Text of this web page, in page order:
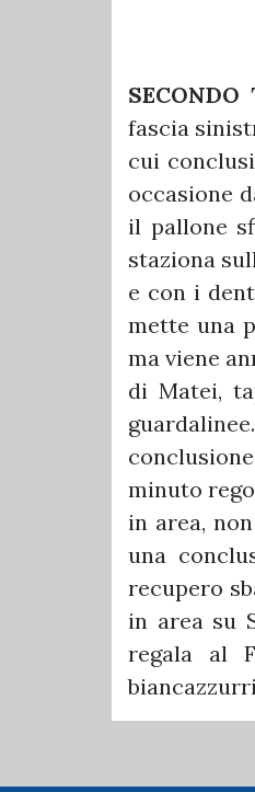
SECONDO
fascia
cui
occasione
il pallone
staziona
e con i
mette una
ma viene
di Matei,
minuto
in area,
una
recupero
in area su
regala al